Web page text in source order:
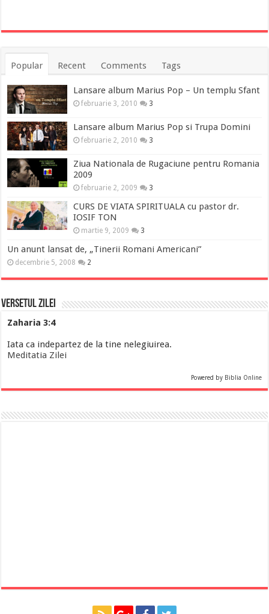
Popular Recent Comments Tags
Lansare album Marius Pop – Un templu Sfant
februarie 3, 2010 3
Lansare album Marius Pop si Trupa Domini
februarie 2, 2010 3
Ziua Nationala de Rugaciune pentru Romania
2009
februarie 2, 2009 3
CURS DE VIATA SPIRITUALA cu pastor dr.
IOSIF TON
martie 9, 2009 3
Un anunt lansat de, „Tinerii Romani Americani”
decembrie 5, 2008 2
Versetul Zilei
Zaharia 3:4
Iata ca indepartez de la tine nelegiuirea.
Meditatia Zilei
Powered by Biblia Online